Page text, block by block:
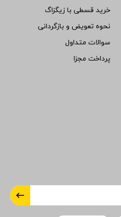
خرید قسطی با زیگزاگ
نحوه تعویض و بازگردانی
سوالات متداول
پرداخت مجزا